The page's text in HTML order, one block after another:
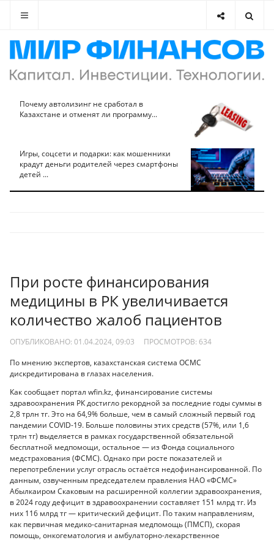
Почему автолизинг не сработал в
Казахстане и отменят ли программу...
Игры, соцсети и подарки: как мошенники
крадут деньги родителей через смартфоны
детей ...
При росте финансирования
медицины в РК увеличивается
количество жалоб пациентов
ОПУБЛИКОВАНО: 01.04.2024, 09:03 ПРОСМОТРОВ: 634
По мнению экспертов, казахстанская система ОСМС
дискредитирована в глазах населения.
Как сообщает портал wfin.kz, финансирование системы
здравоохранения РК достигло рекордной за последние годы суммы в
2,8 трлн тг. Это на 64,9% больше, чем в самый сложный первый год
пандемии COVID-19. Больше половины этих средств (57%, или 1,6
трлн тг) выделяется в рамках государственной обязательной
бесплатной медпомощи, остальное — из Фонда социального
медстрахования (ФСМС). Однако при росте показателей и
перепотреблении услуг отрасль остаётся недофинансированной. По
данным, озвученным председателем правления НАО «ФСМС»
Абылкаиром Скаковым на расширенной коллегии здравоохранения,
в 2024 году дефицит в здравоохранении составляет 151 млрд тг. Из
них 116 млрд тг — критический дефицит. По таким направлениям,
как первичная медико-санитарная медпомощь (ПМСП), скорая
помощь, онкогематология и амбулаторно-лекарственное